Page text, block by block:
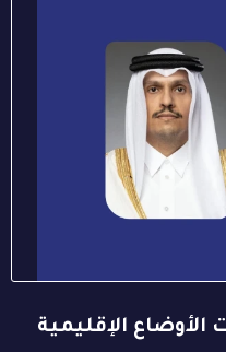
الأوضاع الإقليمية